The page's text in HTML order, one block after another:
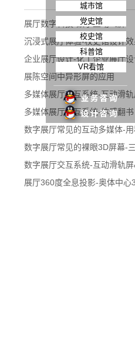
展厅数字科技-数字互动飞屏
沉浸式展厅体验-校史馆设计
企业展厅设计-化工企业展厅
展陈空间中异形屏的应用
多媒体展厅交互系统-互动滑
多媒体展厅交互系统-体感翻书
数字展厅常见的互动多媒体-
数字展厅常见的裸眼3D屏幕-
数字展厅交互系统-互动滑轨
展厅360度全息投影-奥体中心
城市馆
党史馆
校史馆
科普馆
VR看馆